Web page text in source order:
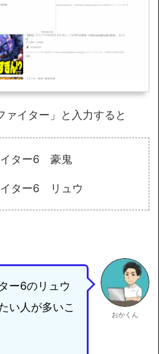
ァイター」と入力すると
イター6 豪鬼
イター6 リュウ
ー6のリュウ
い人が多いこ
おかくん